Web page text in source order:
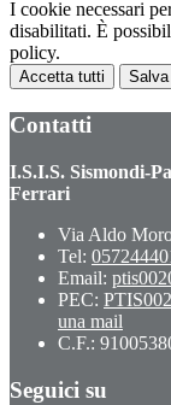
I cookie necessari
disabilitati. È
policy.
Accetta tutti
Contatti
I.S.I.S. Sismondi-
Ferrari
Via Aldo
Tel:
Email:
PEC:
una mail
C.F.:
Seguici su